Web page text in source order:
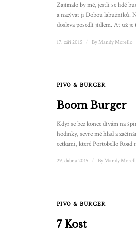
Zajímalo by mě, jestli se lidé
a nazývat ji Dobou labužníků.
doslova posedlí jídlem. Ať už je
17. září 2015 By Mandy Morello
PIVO & BURGER
Boom Burger
Když se bez konce dívám na
hodinky, sevře mě hlad a
cetkami, které Portobello Road
29. dubna 2015 By Mandy
PIVO & BURGER
7 Kost